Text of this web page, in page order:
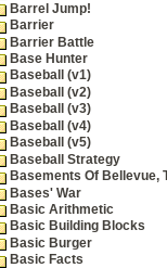
Barrel Jump!
Barrier
Barrier Battle
Base Hunter
Baseball (v1)
Baseball (v2)
Baseball (v3)
Baseball (v4)
Baseball (v5)
Baseball Strategy
Basements Of Bellevue,
Bases' War
Basic Arithmetic
Basic Building Blocks
Basic Burger
Basic Facts